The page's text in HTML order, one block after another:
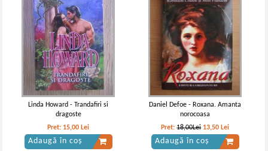
Linda Howard - Trandafiri si
dragoste
Pret: 15,00 Lei
Adaugă în coș
Daniel Defoe - Roxana. Amanta
norocoasa
Pret:18,00Lei 13,50 Lei
Adaugă în coș